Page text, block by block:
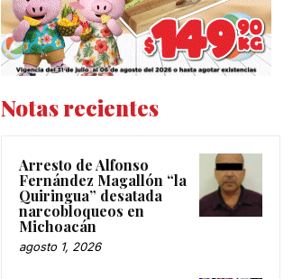
Notas recientes
Arresto de Alfonso
Fernández Magallón “la
Quiringua” desatada
narcobloqueos en
Michoacán
agosto 1, 2026